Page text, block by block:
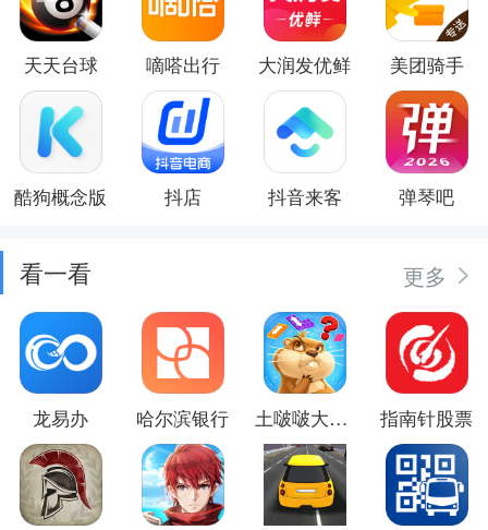
天天台球 嘀嗒出行 大润发优鲜 美团骑手
酷狗概念版 抖店 抖音来客 弹琴吧
看一看 更多
龙易办 哈尔滨银行 土啵啵大作战 指南针股票